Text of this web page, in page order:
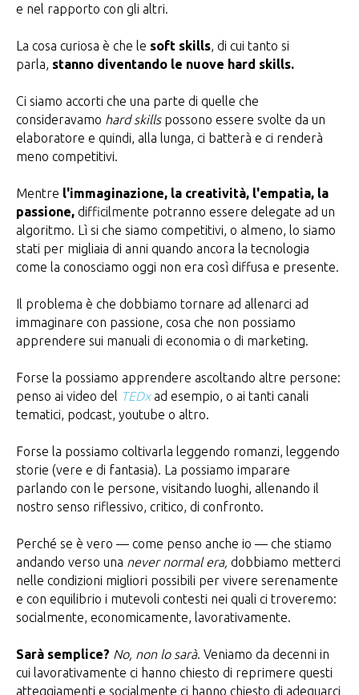
e nel rapporto con gli altri.
La cosa curiosa è che le soft skills, di cui tanto si
parla, stanno diventando le nuove hard skills.
Ci siamo accorti che una parte di quelle che
consideravamo hard skillspossono essere svolte da un
elaboratore e quindi, alla lunga, ci batterà e ci renderà
meno competitivi.
Mentre l'immaginazione, la creatività, l'empatia, la
passione, difficilmente potranno essere delegate ad un
algoritmo. Lì si che siamo competitivi, o almeno, lo siamo
stati per migliaia di anni quando ancora la tecnologia
come la conosciamo oggi non era così diffusa e presente.
Il problema è che dobbiamo tornare ad allenarci ad
immaginare con passione, cosa che non possiamo
apprendere sui manuali di economia o di marketing.
Forse la possiamo apprendere ascoltando altre persone:
penso ai video del TEDxad esempio, o ai tanti canali
tematici, podcast, youtube o altro.
Forse la possiamo coltivarla leggendo romanzi, leggendo
storie (vere e di fantasia). La possiamo imparare
parlando con le persone, visitando luoghi, allenando il
nostro senso riflessivo, critico, di confronto.
Perché se è vero — come penso anche io — che stiamo
andando verso una never normal era, dobbiamo metterci
nelle condizioni migliori possibili per vivere serenamente
e con equilibrio i mutevoli contesti nei quali ci troveremo:
socialmente, economicamente, lavorativamente.
Sarà semplice? No, non lo sarà. Veniamo da decenni in
cui lavorativamente ci hanno chiesto di reprimere questi
atteggiamenti e socialmente ci hanno chiesto di adeguarci